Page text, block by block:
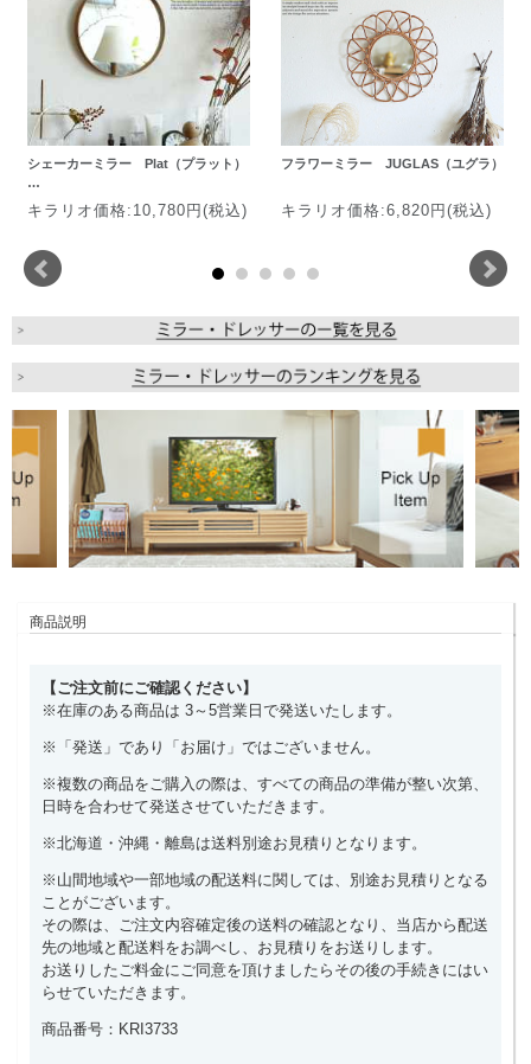
シェーカーミラー Plat（プラット）
…
キラリオ価格:10,780円(税込)
フラワーミラー JUGLAS（ユグラ）
キラリオ価格:6,820円(税込)
商品説明
【ご注文前にご確認ください】
※在庫のある商品は 3～5営業日で発送いたします。
※「発送」であり「お届け」ではございません。
※複数の商品をご購入の際は、すべての商品の準備が整い次第、
日時を合わせて発送させていただきます。
※北海道・沖縄・離島は送料別途お見積りとなります。
※山間地域や一部地域の配送料に関しては、別途お見積りとなる
ことがございます。
その際は、ご注文内容確定後の送料の確認となり、当店から配送
先の地域と配送料をお調べし、お見積りをお送りします。
お送りしたご料金にご同意を頂けましたらその後の手続きにはい
らせていただきます。
商品番号：KRI3733